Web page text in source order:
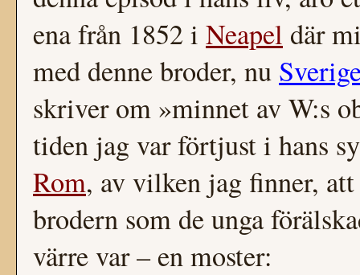
ena från 1852 i Neapel där
med denne broder, nu
skriver om »minnet av W:s
tiden jag var förtjust i hans
Rom, av vilken jag finner,
brodern som de unga
värre var – en moster: